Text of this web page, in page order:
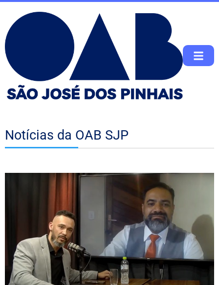
Notícias da OAB SJP